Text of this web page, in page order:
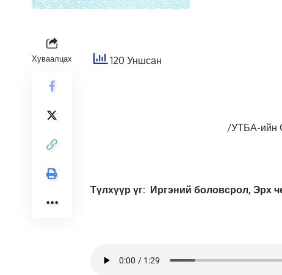
Хуваалцах 120 Уншсан
/УТБА-ийн
Түлхүүр үг: Иргэний боловсрол, Эрх